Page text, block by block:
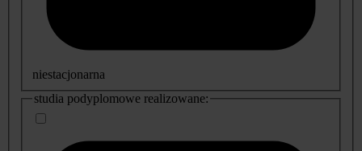
niestacjonarna
studia podyplomowe realizowane: